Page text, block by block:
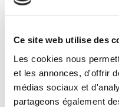
Ce site web utilise des
Les cookies nous
et les annonces, d'offrir
médias sociaux et
partageons également
construisent